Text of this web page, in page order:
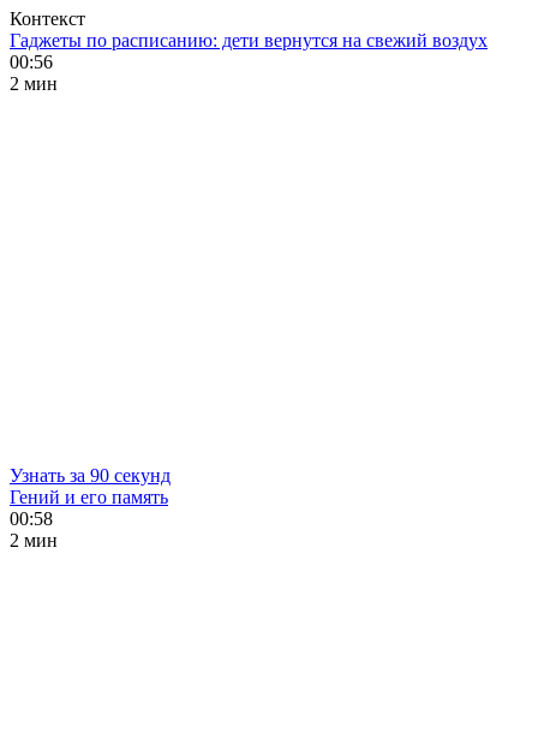
Контекст
Гаджеты по расписанию: дети вернутся на свежий воздух
00:56
2 мин
Узнать за 90 секунд
Гений и его память
00:58
2 мин